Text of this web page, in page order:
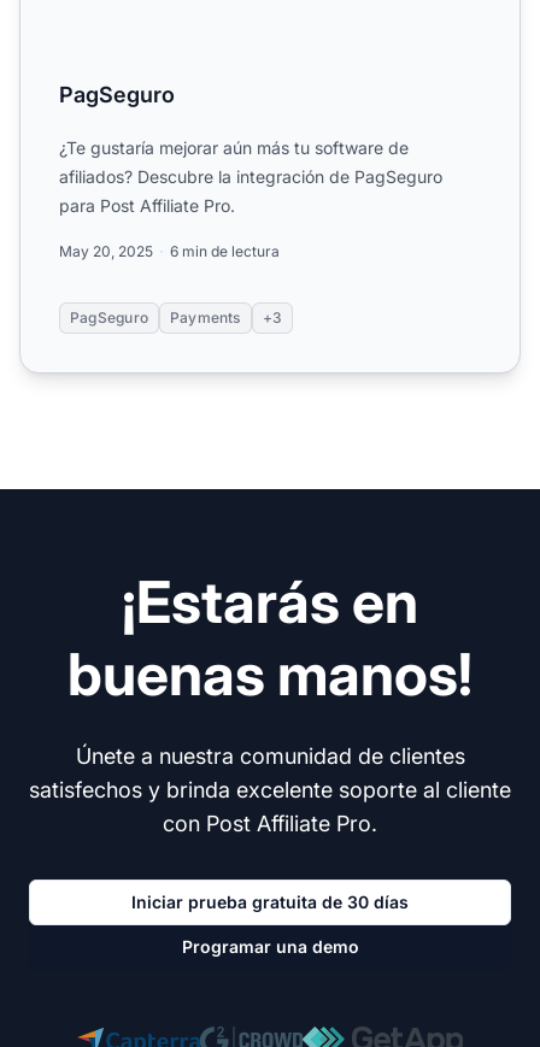
PagSeguro
¿Te gustaría mejorar aún más tu software de
afiliados? Descubre la integración de PagSeguro
para Post Affiliate Pro.
May 20, 2025 6 min de lectura
PagSeguro Payments +3
¡Estarás en
buenas manos!
Únete a nuestra comunidad de clientes
satisfechos y brinda excelente soporte al cliente
con Post Affiliate Pro.
Iniciar prueba gratuita de 30 días
Programar una demo